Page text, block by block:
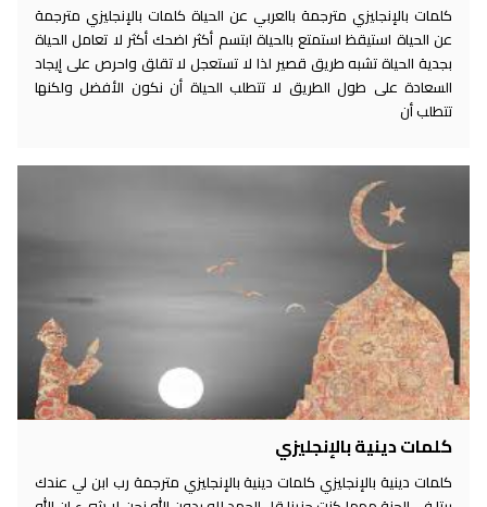
كلمات بالإنجليزي مترجمة بالعربي عن الحياة كلمات بالإنجليزي مترجمة
عن الحياة استيقظ استمتع بالحياة ابتسم أكثر اضحك أكثر لا تعامل الحياة
بجدية الحياة تشبه طريق قصير لذا لا تستعجل لا تقلق واحرص على إيجاد
السعادة على طول الطريق لا تتطلب الحياة أن نكون الأفضل ولكنها
تتطلب أن
كلمات دينية بالإنجليزي
كلمات دينية بالإنجليزي كلمات دينية بالإنجليزي مترجمة رب ابن لي عندك